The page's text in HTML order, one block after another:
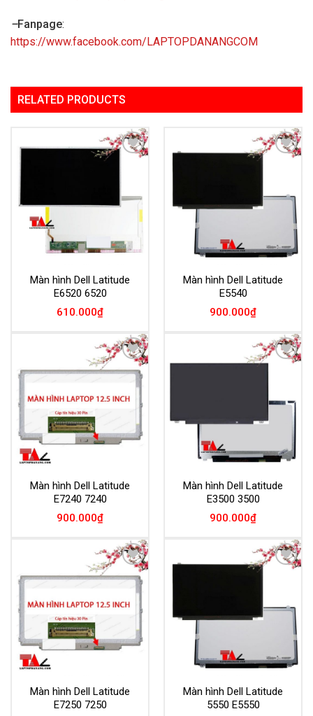
–Fanpage:
https://www.facebook.com/LAPTOPDANANGCOM
RELATED PRODUCTS
Màn hình Dell Latitude
E6520 6520
610.000₫
Màn hình Dell Latitude
E5540
900.000₫
Add to
Wishlist
Màn hình Dell Latitude
E7240 7240
900.000₫
Màn hình Dell Latitude
E3500 3500
900.000₫
Add to
Wishlist
Màn hình Dell Latitude
E7250 7250
Màn hình Dell Latitude
5550 E5550